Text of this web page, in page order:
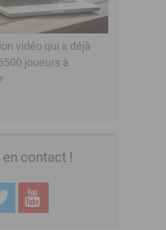
vidéo qui a déjà
joueurs à
en contact !